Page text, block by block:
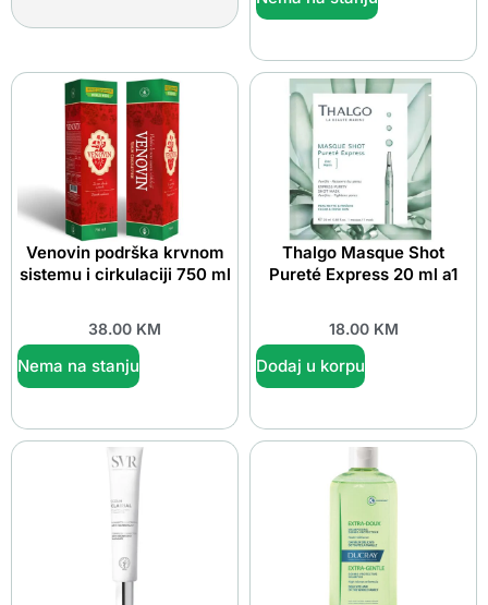
Venovin podrška krvnom
sistemu i cirkulaciji 750 ml
38.00 KM
Nema na stanju
Thalgo Masque Shot
Pureté Express 20 ml a1
18.00 KM
Dodaj u korpu